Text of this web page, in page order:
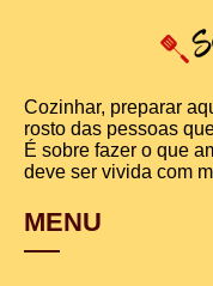
Cozinhar, preparar
rosto das pessoas
É sobre fazer o que
deve ser vivida com
MENU